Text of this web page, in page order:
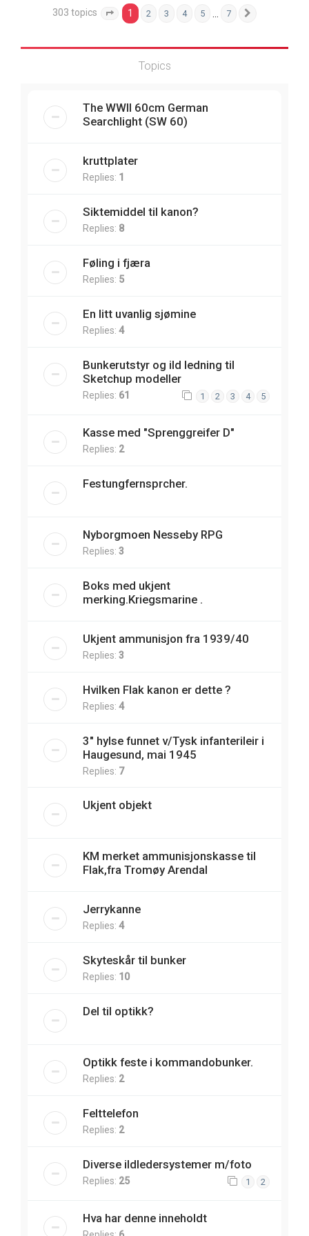
303 topics Page 1 of
1 2 3 4 5 7
Topics
The WWII 60cm German
Searchlight (SW 60)
kruttplater
Replies: 1
Siktemiddel til kanon?
Replies: 8
Føling i fjæra
Replies: 5
En litt uvanlig sjømine
Replies: 4
Bunkerutstyr og ild ledning til
Sketchup modeller
Replies: 61 1 2 3 4 5
Kasse med "Sprenggreifer D"
Replies: 2
Festungfernsprcher.
Nyborgmoen Nesseby RPG
Replies: 3
Boks med ukjent
merking.Kriegsmarine .
Ukjent ammunisjon fra 1939/40
Replies: 3
Hvilken Flak kanon er dette ?
Replies: 4
3" hylse funnet v/Tysk infanterileir i
Haugesund, mai 1945
Replies: 7
Ukjent objekt
KM merket ammunisjonskasse til
Flak,fra Tromøy Arendal
Jerrykanne
Replies: 4
Skyteskår til bunker
Replies: 10
Del til optikk?
Optikk feste i kommandobunker.
Replies: 2
Felttelefon
Replies: 2
Diverse ildledersystemer m/foto
Replies: 25 1 2
Hva har denne inneholdt